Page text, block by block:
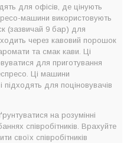
для офісів, де цінують
машини використовують
(зазвичай 9 бар) для
через кавовий порошок
та смак кави. Ці
для приготування
Ці машини
підходять для поціновувачів
на розумінні
співробітників. Врахуйте
своїх співробітників